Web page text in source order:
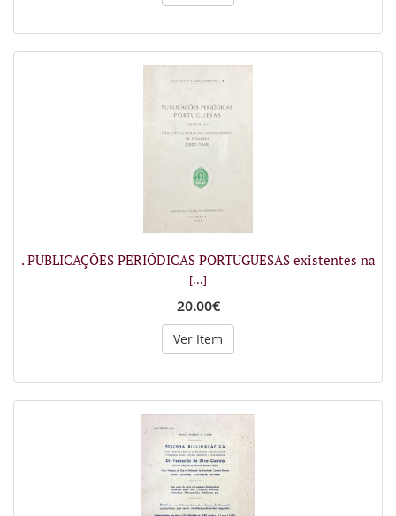
. PUBLICAÇÕES PERIÓDICAS PORTUGUESAS existentes na
[...]
20.00€
Ver Item